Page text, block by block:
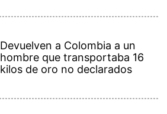
Devuelven a Colombia a un
hombre que transportaba 16
kilos de oro no declarados